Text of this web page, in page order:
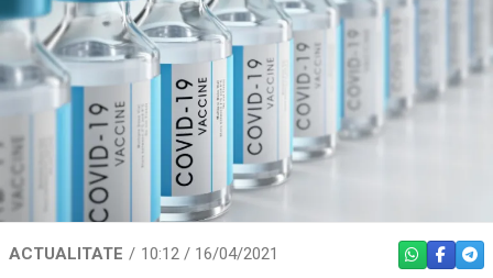
ACTUALITATE 10:12 / 16/04/2021 WHATSAPP